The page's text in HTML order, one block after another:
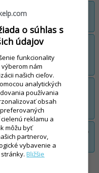
z pohľadu
z pohľadu
z pohľadu
aplikácia
jedla, spracovanie
zľavy, ackie
o súhlas s
údajov
funkcionality
nám
našich cieľov.
analytických
používania
obsah
reklamu a
môžu byť
partnerov,
vybavenie a
stránky.Bližšie